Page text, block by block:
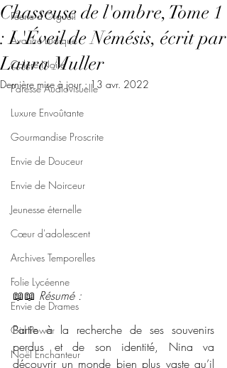
Féerie d'Orgueil
Avarice Ludique
Colère Noire
Paresse Audiovisuelle
Luxure Envoûtante
Gourmandise Proscrite
Envie de Douceur
Envie de Noirceur
Jeunesse éternelle
Cœur d'adolescent
Archives Temporelles
Folie Lycéenne
Envie de Drames
Girl Power
Noël Enchanteur
Chasseuse de l'ombre, Tome 1
: L'Éveil de Némésis, écrit par
Laura Muller
Dernière mise à jour :13 avr. 2022
📖📖 Résumé :
Partie à la recherche de ses souvenirs
perdus et de son identité, Nina va
découvrir un monde bien plus vaste qu’il